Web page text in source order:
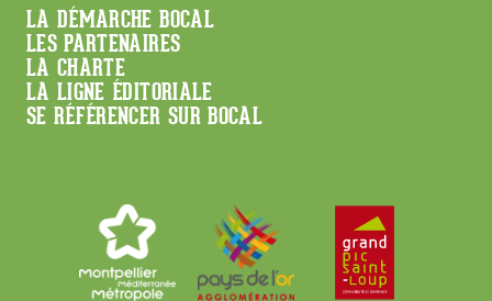
Menu
Footer
LA DÉMARCHE BOCAL
LES PARTENAIRES
LA CHARTE
LA LIGNE ÉDITORIALE
SE RÉFÉRENCER SUR BOCAL